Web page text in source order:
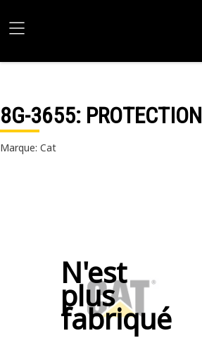
8G-3655: PROTECTION
Marque: Cat
N'est
plus
fabriqué